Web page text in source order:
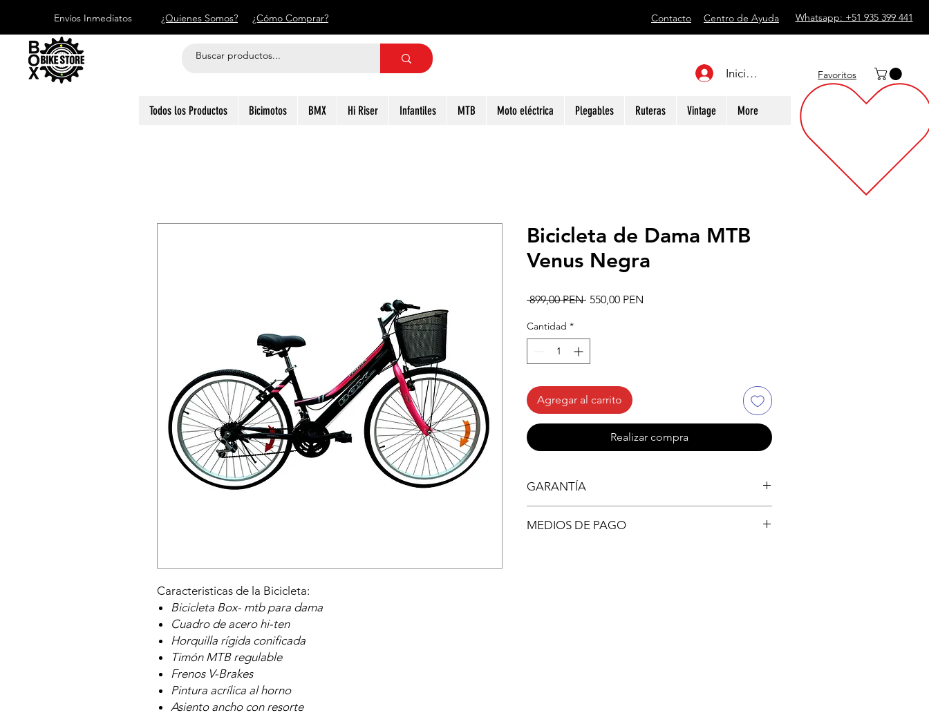
Envíos Inmediatos ¿Quienes Somos? ¿Cómo Comprar? Contacto Centro de Ayuda Whatsapp: +51 935 399 441
Iniciar sesión Favoritos
Todos los Productos Bicimotos BMX Hi Riser Infantiles MTB Moto eléctrica Plegables Ruteras Vintage More
Caracteristicas de la Bicicleta:
Bicicleta Box- mtb para dama
Cuadro de acero hi-ten
Horquilla rígida conificada
Timón MTB regulable
Frenos V-Brakes
Pintura acrílica al horno
Asiento ancho con resorte
Bicicleta de Dama MTB
Venus Negra
899,00 PEN Precio
550,00 PEN
Cantidad *
Agregar al carrito
Realizar compra
GARANTÍA
1 año de Servicio técnico
MEDIOS DE PAGO